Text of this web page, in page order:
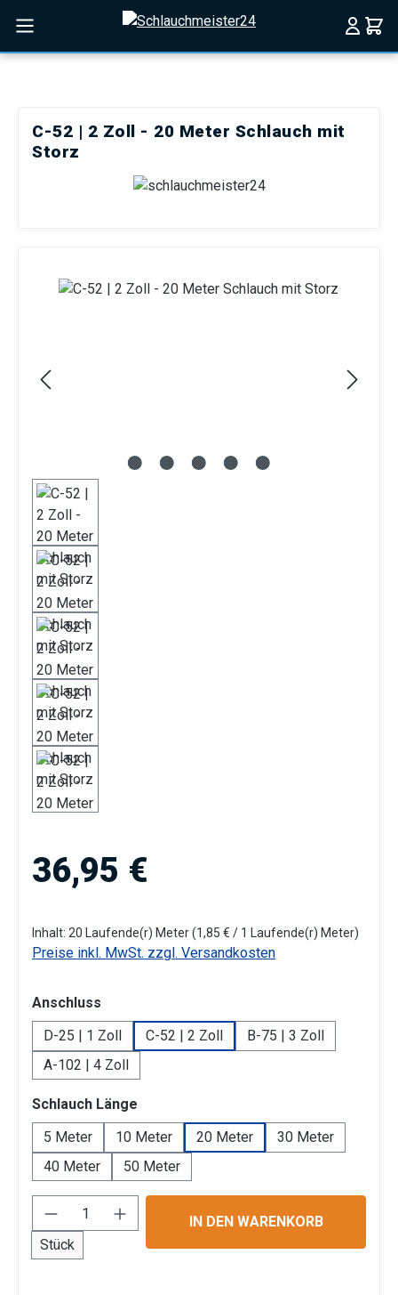
Zum Hauptinhalt springen
C-52 | 2 Zoll - 20 Meter Schlauch mit
Storz
Bildergalerie überspringen
Regulärer Preis:
36,95 €
Inhalt: 20 Laufende(r) Meter(1,85 € / 1 Laufende(r) Meter)
Preise inkl. MwSt. zzgl. Versandkosten
Anschluss
D-25 | 1 Zoll
C-52 | 2 Zoll
B-75 | 3 Zoll
A-102 | 4 Zoll
Schlauch Länge
5 Meter
10 Meter 20 Meter
30 Meter
40 Meter
50 Meter
Produkt Anzahl: Gib den gewünschten
Stück
IN DEN WARENKORB